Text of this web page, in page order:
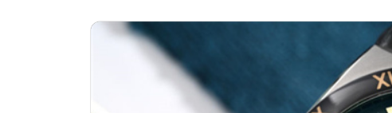
南昌市红谷滩新区红谷中大道998号绿地
济南市历下区经十路11111号华润中心写字
广州市天河区天河路230号万菱汇国际中
广州市越秀区环市东路371-375号世界贸